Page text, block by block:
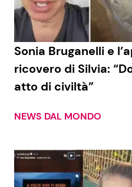
Sonia Bruganelli e
ricovero di Silvia:
atto di civiltà”
NEWS DAL MONDO